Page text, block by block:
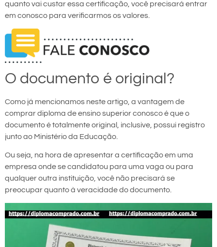
quanto vai custar essa certificação, você precisará entrar
em conosco para verificarmos os valores.
O documento é original?
Como já mencionamos neste artigo, a vantagem de
comprar diploma de ensino superior conosco é que o
documento é totalmente original, inclusive, possui registro
junto ao Ministério da Educação.
Ou seja, na hora de apresentar a certificação em uma
empresa onde se candidatou para uma vaga ou para
qualquer outra instituição, você não precisará se
preocupar quanto à veracidade do documento.